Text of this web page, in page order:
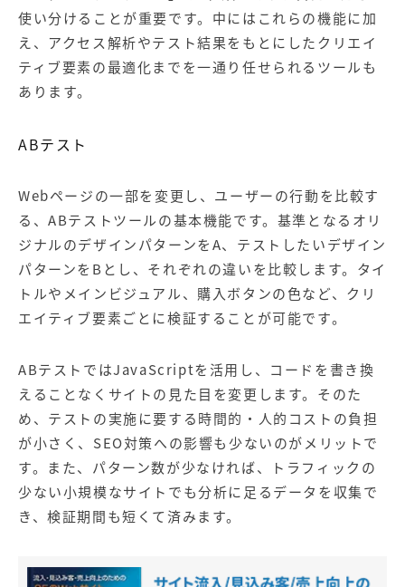
使い分けることが重要です。中にはこれらの機能に加
え、アクセス解析やテスト結果をもとにしたクリエイ
ティブ要素の最適化までを一通り任せられるツールも
あります。
ABテスト
Webページの一部を変更し、ユーザーの行動を比較す
る、ABテストツールの基本機能です。基準となるオリ
ジナルのデザインパターンをA、テストしたいデザイン
パターンをBとし、それぞれの違いを比較します。タイ
トルやメインビジュアル、購入ボタンの色など、クリ
エイティブ要素ごとに検証することが可能です。
ABテストではJavaScriptを活用し、コードを書き換
えることなくサイトの見た目を変更します。そのた
め、テストの実施に要する時間的・人的コストの負担
が小さく、SEO対策への影響も少ないのがメリットで
す。また、パターン数が少なければ、トラフィックの
少ない小規模なサイトでも分析に足るデータを収集で
き、検証期間も短くて済みます。